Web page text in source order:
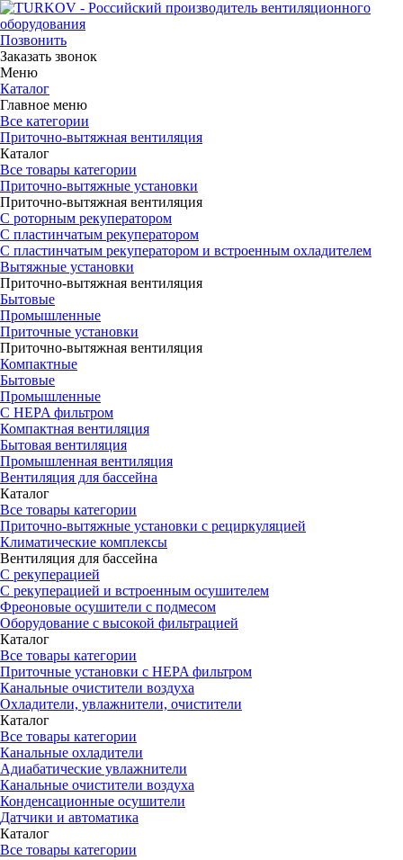
Позвонить
Заказать звонок
Меню
Каталог
Главное меню
Все категории
Приточно-вытяжная вентиляция
Каталог
Все товары категории
Приточно-вытяжные установки
Приточно-вытяжная вентиляция
С роторным рекуператором
С пластинчатым рекуператором
С пластинчатым рекуператором и встроенным охладителем
Вытяжные установки
Приточно-вытяжная вентиляция
Бытовые
Промышленные
Приточные установки
Приточно-вытяжная вентиляция
Компактные
Бытовые
Промышленные
С HEPA фильтром
Компактная вентиляция
Бытовая вентиляция
Промышленная вентиляция
Вентиляция для бассейна
Каталог
Все товары категории
Приточно-вытяжные установки с рециркуляцией
Климатические комплексы
Вентиляция для бассейна
С рекуперацией
С рекуперацией и встроенным осушителем
Фреоновые осушители с подмесом
Оборудование с высокой фильтрацией
Каталог
Все товары категории
Приточные установки c HEPA фильтром
Канальные очистители воздуха
Охладители, увлажнители, очистители
Каталог
Все товары категории
Канальные охладители
Адиабатические увлажнители
Канальные очистители воздуха
Конденсационные осушители
Датчики и автоматика
Каталог
Все товары категории